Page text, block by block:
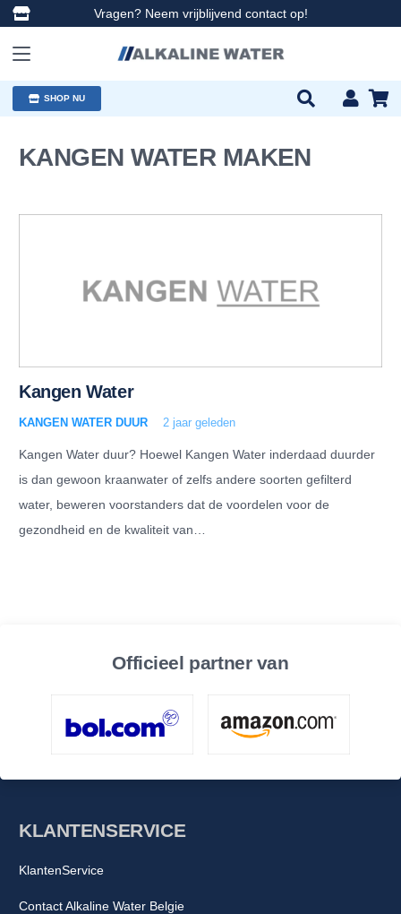
Vragen? Neem vrijblijvend contact op!
SHOP NU
KANGEN WATER MAKEN
Kangen Water
KANGEN WATER DUUR 2 jaar geleden
Kangen Water duur? Hoewel Kangen Water inderdaad duurder
is dan gewoon kraanwater of zelfs andere soorten gefilterd
water, beweren voorstanders dat de voordelen voor de
gezondheid en de kwaliteit van…
Officieel partner van
KLANTENSERVICE
KlantenService
Contact Alkaline Water Belgie